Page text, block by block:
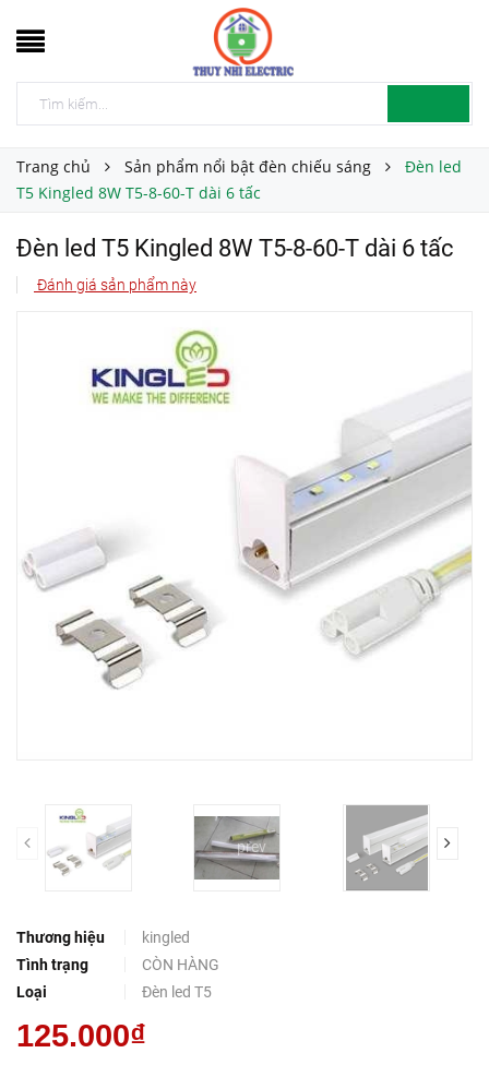
Trang chủ Sản phẩm nổi bật đèn chiếu sáng
Đèn led
T5 Kingled 8W T5-8-60-T dài 6 tấc
Đèn led T5 Kingled 8W T5-8-60-T dài 6 tấc
Đánh giá sản phẩm này
prev
Thương hiệu
kingled
Tình trạng
CÒN HÀNG
Loại
Đèn led T5
125.000₫